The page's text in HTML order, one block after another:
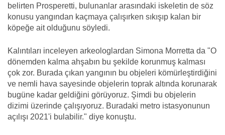
belirten Prosperetti, bulunanlar arasındaki iskeletin de söz
konusu yangından kaçmaya çalışırken sıkışıp kalan bir
köpeğe ait olduğunu söyledi.
Kalıntıları inceleyen arkeologlardan Simona Morretta da "O
dönemden kalma ahşabın bu şekilde korunmuş kalması
çok zor. Burada çıkan yangının bu objeleri kömürleştirdiğini
ve nemli hava sayesinde objelerin toprak altında korunarak
bugüne kadar geldiğini görüyoruz. Şimdi bu objelerin
dizimi üzerinde çalışıyoruz. Buradaki metro istasyonunun
açılışı 2021'i bulabilir." diye konuştu.